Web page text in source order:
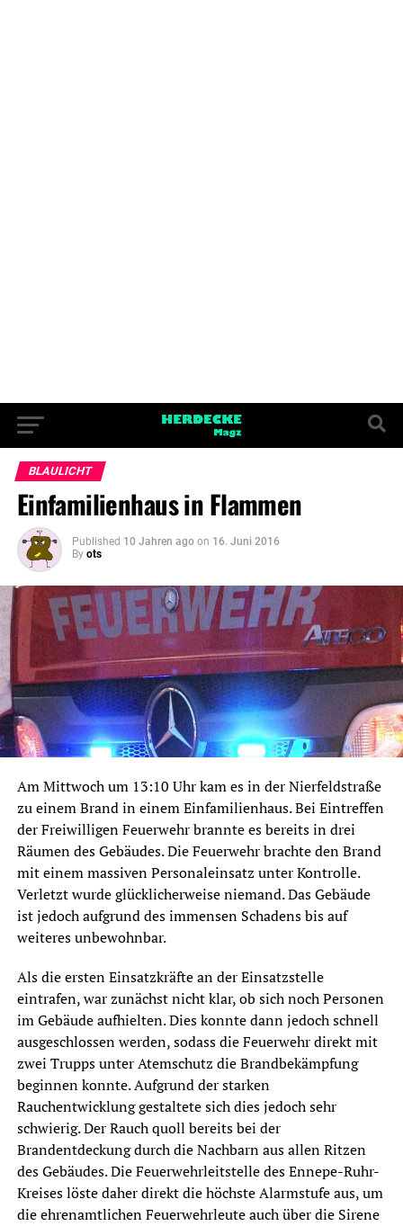
BLAULICHT
Einfamilienhaus in Flammen
Published 10 Jahren ago on 16. Juni 2016
By ots
Am Mittwoch um 13:10 Uhr kam es in der Nierfeldstraße
zu einem Brand in einem Einfamilienhaus. Bei Eintreffen
der Freiwilligen Feuerwehr brannte es bereits in drei
Räumen des Gebäudes. Die Feuerwehr brachte den Brand
mit einem massiven Personaleinsatz unter Kontrolle.
Verletzt wurde glücklicherweise niemand. Das Gebäude
ist jedoch aufgrund des immensen Schadens bis auf
weiteres unbewohnbar.
Als die ersten Einsatzkräfte an der Einsatzstelle
eintrafen, war zunächst nicht klar, ob sich noch Personen
im Gebäude aufhielten. Dies konnte dann jedoch schnell
ausgeschlossen werden, sodass die Feuerwehr direkt mit
zwei Trupps unter Atemschutz die Brandbekämpfung
beginnen konnte. Aufgrund der starken
Rauchentwicklung gestaltete sich dies jedoch sehr
schwierig. Der Rauch quoll bereits bei der
Brandentdeckung durch die Nachbarn aus allen Ritzen
des Gebäudes. Die Feuerwehrleitstelle des Ennepe-Ruhr-
Kreises löste daher direkt die höchste Alarmstufe aus, um
die ehrenamtlichen Feuerwehrleute auch über die Sirene